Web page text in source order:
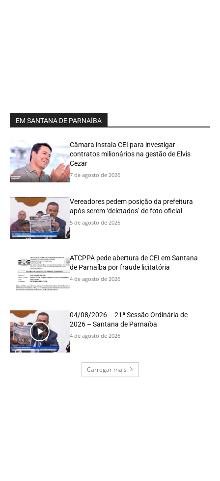
EM SANTANA DE PARNAÍBA
Câmara instala CEI para investigar
contratos milionários na gestão de Elvis
Cezar
7 de agosto de 2026
Vereadores pedem posição da prefeitura
após serem ‘deletados’ de foto oficial
5 de agosto de 2026
ATCPPA pede abertura de CEI em Santana
de Parnaíba por fraude licitatória
4 de agosto de 2026
04/08/2026 – 21ª Sessão Ordinária de
2026 – Santana de Parnaíba
4 de agosto de 2026
Carregar mais